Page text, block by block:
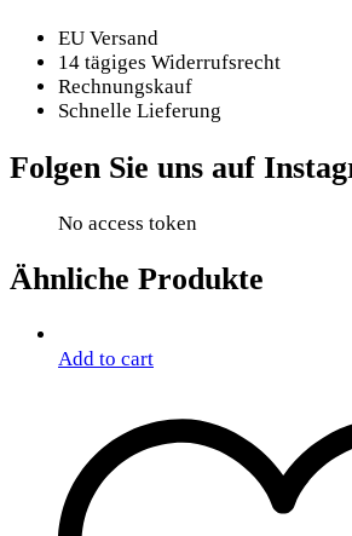
EU Versand
14 tägiges Widerrufsrecht
Rechnungskauf
Schnelle Lieferung
Folgen Sie uns auf
No access token
Ähnliche Produkte
Add to cart